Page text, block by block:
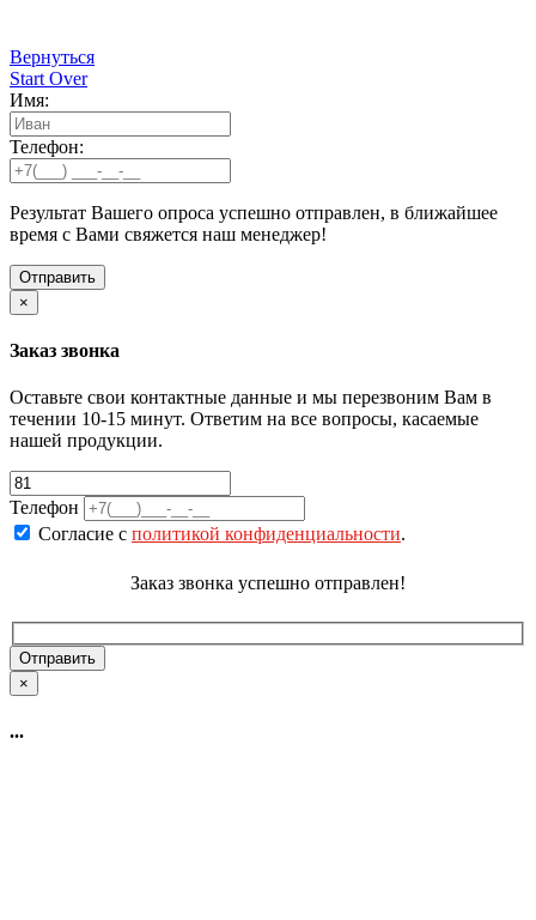
Вернуться
Start Over
Имя:
Телефон:
Результат Вашего опроса успешно отправлен, в ближайшее
время с Вами свяжется наш менеджер!
×
Заказ звонка
Оставьте свои контактные данные и мы перезвоним Вам в
течении 10-15 минут. Ответим на все вопросы, касаемые
нашей продукции.
Телефон
Согласие с политикой конфиденциальности.
Заказ звонка успешно отправлен!
×
...